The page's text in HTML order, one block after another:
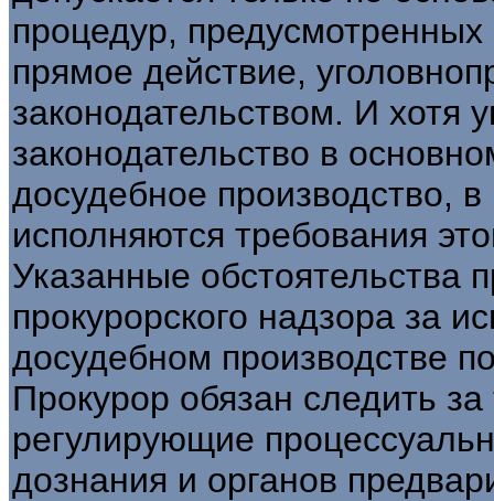
процедур,
прямое действие,
законодательством. И хотя
законодательство в
досудебное производство, в
исполняются требования
Указанные обстоятельства
прокурорского надзора за
досудебном производстве
Прокурор обязан следить
регулирующие
дознания и органов